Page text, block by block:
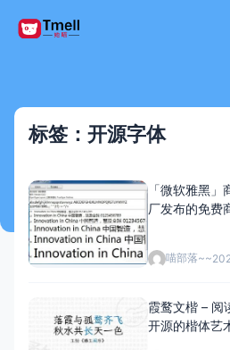
标签：开源字体
「微软雅黑
厂发布的免费
喵部落~~
霞鹜文楷 – 阅
开源的楷体艺